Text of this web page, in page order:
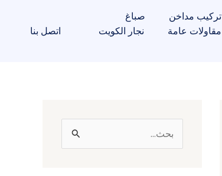
تركيب مداخن
صباغ
مقاولات عامة
نجار الكويت
اتصل بنا